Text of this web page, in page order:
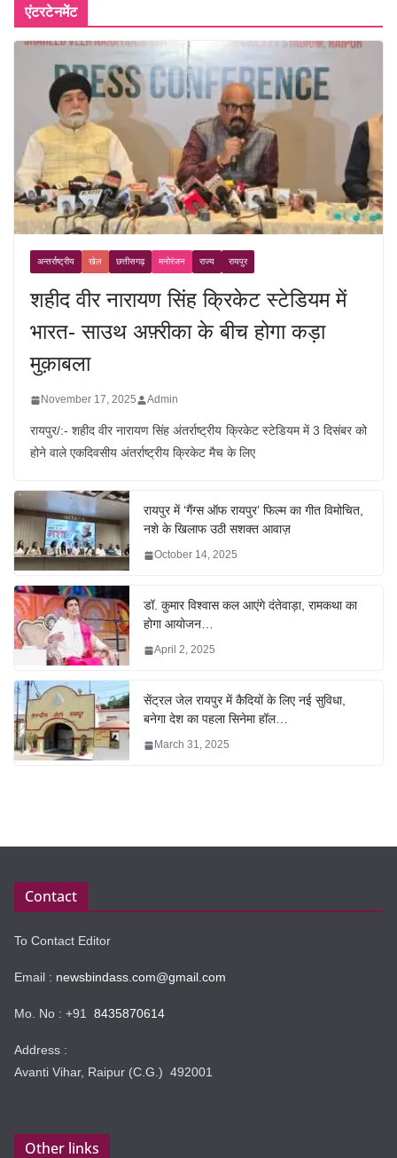
एंटरटेनमेंट
अन्तर्राष्ट्रीय खेल छत्तीसगढ़ मनोरंजन राज्य रायपुर
शहीद वीर नारायण सिंह क्रिकेट स्टेडियम में
भारत- साउथ अफ़्रीका के बीच होगा कड़ा
मुक़ाबला
November 17, 2025 Admin
रायपुर/:- शहीद वीर नारायण सिंह अंतर्राष्ट्रीय क्रिकेट स्टेडियम में 3 दिसंबर को
होने वाले एकदिवसीय अंतर्राष्ट्रीय क्रिकेट मैच के लिए
रायपुर में ‘गैंग्स ऑफ रायपुर’ फिल्म का गीत विमोचित,
नशे के खिलाफ उठी सशक्त आवाज़
October 14, 2025
डॉ. कुमार विश्वास कल आएंगे दंतेवाड़ा, रामकथा का
होगा आयोजन…
April 2, 2025
सेंट्रल जेल रायपुर में कैदियों के लिए नई सुविधा,
बनेगा देश का पहला सिनेमा हॉल…
March 31, 2025
Contact
To Contact Editor
Email : newsbindass.com@gmail.com
Mo. No : +91 8435870614
Address :
Avanti Vihar, Raipur (C.G.) 492001
Other links